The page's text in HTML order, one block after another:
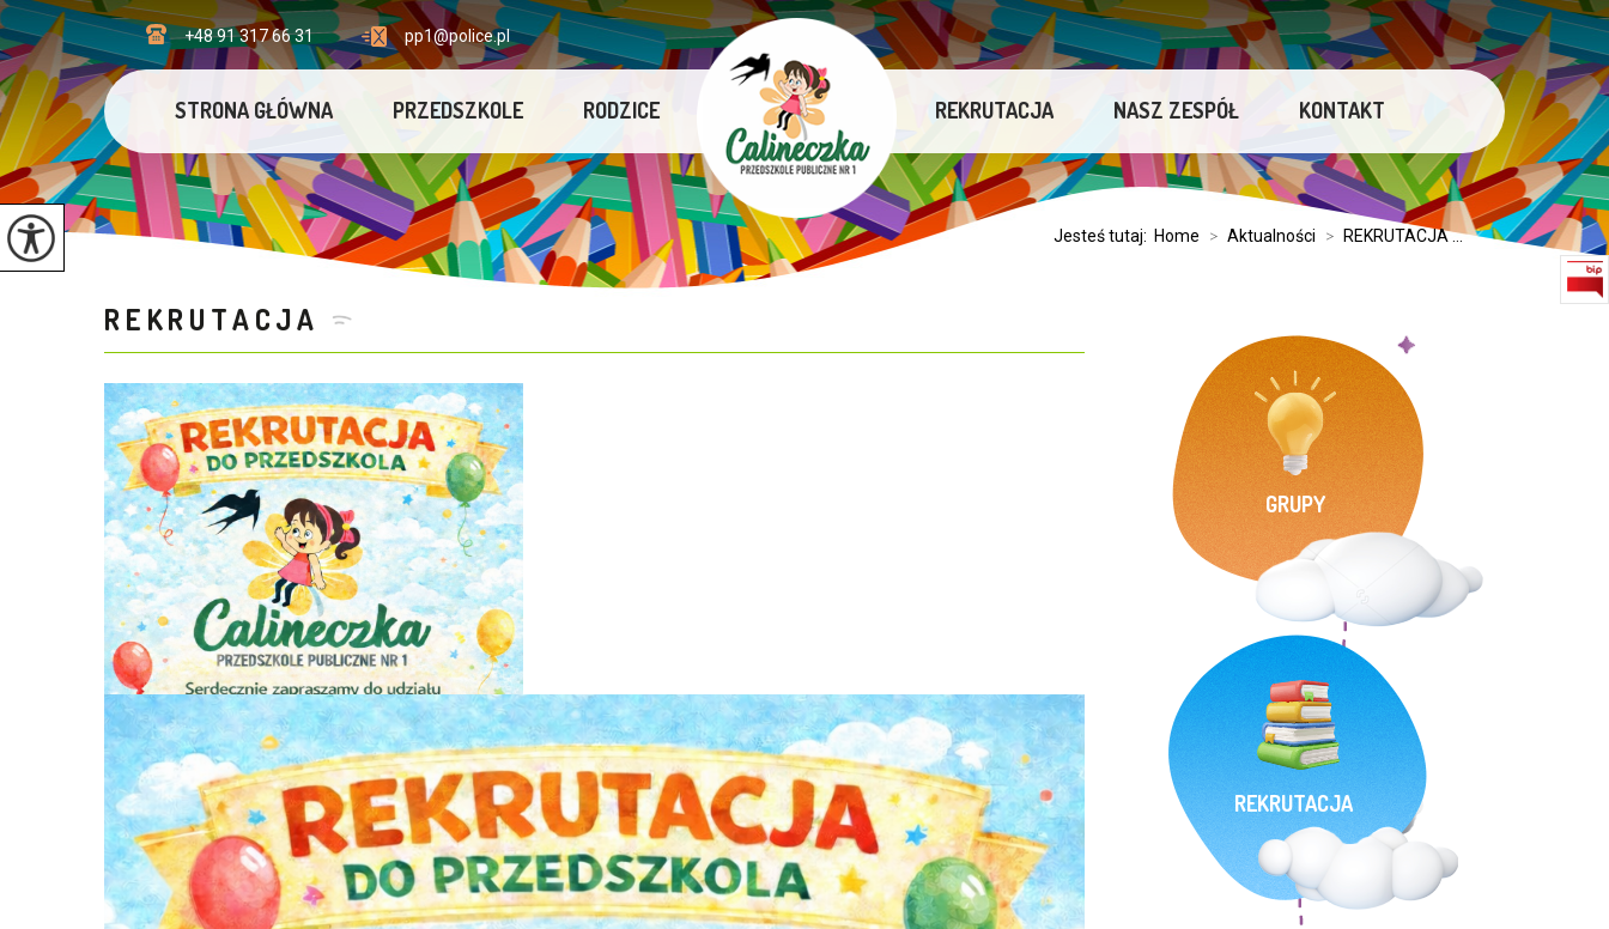
pp1@police.pl
+48 91 317 66 31
STRONA GŁÓWNA PRZEDSZKOLE RODZICE REKRUTACJA NASZ ZESPÓŁ KONTAKT
Jesteś tutaj: Home > Aktualności > REKRUTACJA ...
REKRUTACJA
GRUPY
REKRUTACJA